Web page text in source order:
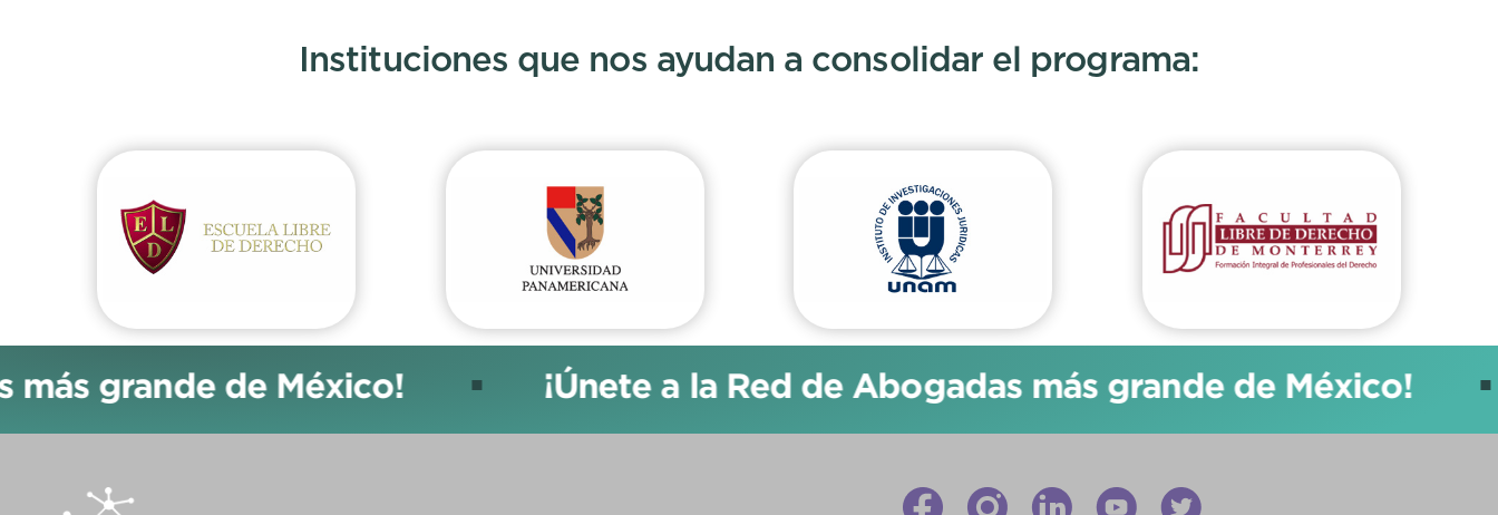
Instituciones que nos ayudan a consolidar el programa:
grande de México! ¡Únete a la Red de Abogadas más grande de México!